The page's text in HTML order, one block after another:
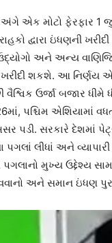
અંગે એક મોટો ફેરફાર
દ્વારા ઇંધણની
અને અન્ય
શકશે. આ નિર્ણય
વૈશ્વિક ઉર્જા બજાર
પશ્ચિમ એશિયામાં
પડી. સરકારે દેશમાં
પગલાં લીધાં અને
મુખ્ય ઉદ્દેશ્ય
અને સમાન ઇંધણ